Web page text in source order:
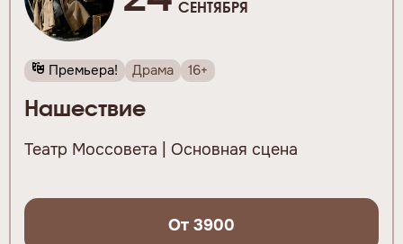
СЕНТЯБРЯ
Премьера! Драма 16+
Нашествие
Театр Моссовета | Основная сцена
От 3900